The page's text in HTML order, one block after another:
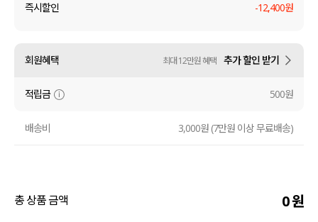
수영복
아우터
즉시할인 -12,400원
회원혜택 최대 12만원 혜택 추가 할인 받기
적립금 500원
배송비 3,000원 (7만원 이상 무료배송)
총 상품 금액 0원